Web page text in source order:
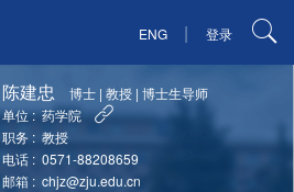
ENG | 登录
陈建忠 博士 |教授 |博士生导师
单位 : 药学院
职务 : 教授
电话 : 0571-88208659
邮箱 : chjz@zju.edu.cn